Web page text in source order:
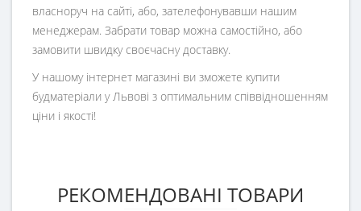
власноруч на сайті, або, зателефонувавши нашим
менеджерам. Забрати товар можна самостійно, або
замовити швидку своєчасну доставку.
У нашому інтернет магазині ви зможете купити
будматеріали у Львові з оптимальним співвідношенням
ціни і якості!
РЕКОМЕНДОВАНІ ТОВАРИ